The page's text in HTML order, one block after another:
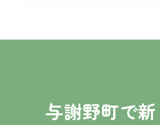
与謝野町で